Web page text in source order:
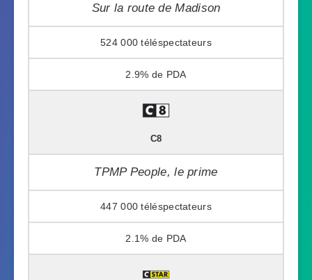
Sur la route de Madison
524 000
2.9%
C8
TPMP People, le prime
447 000
2.1%